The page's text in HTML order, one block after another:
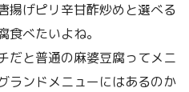
揚げピリ辛甘酢炒めと選べる
べたいよね。
だと普通の麻婆豆腐ってメニ
ランドメニューにはあるのか